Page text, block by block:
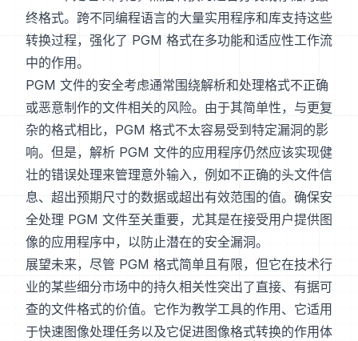
终格式。跨不同编程语言的大量实用程序和库支持这些
转换过程，强化了 PGM 格式在多功能和适应性工作流
中的作用。
PGM 文件的安全考虑通常围绕解析和处理格式不正确
或恶意制作的文件相关的风险。由于其简单性，与更复
杂的格式相比，PGM 格式不太容易受到特定漏洞的影
响。但是，解析 PGM 文件的应用程序仍然应该实现健
壮的错误处理来管理意外输入，例如不正确的头文件信
息、超出预期尺寸的数据或超出有效范围的值。确保安
全处理 PGM 文件至关重要，尤其是在接受用户提供图
像的应用程序中，以防止潜在的安全漏洞。
展望未来，尽管 PGM 格式简单且有限，但它在技术行
业的某些细分市场中的持久相关性突出了直接、有据可
查的文件格式的价值。它作为教学工具的作用、它适用
于快速图像处理任务以及它促进图像格式转换的作用体